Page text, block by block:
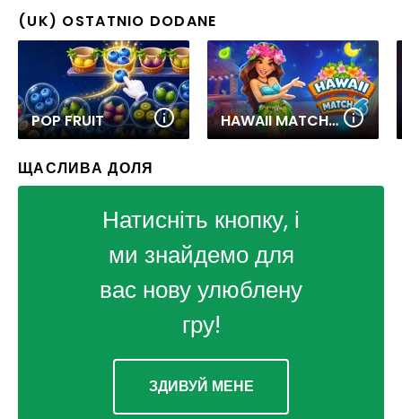
(UK) OSTATNIO DODANE
POP FRUIT HAWAII MATCH 6
ЩАСЛИВА ДОЛЯ
Натисніть кнопку, і
ми знайдемо для
вас нову улюблену
гру!
ЗДИВУЙ МЕНЕ